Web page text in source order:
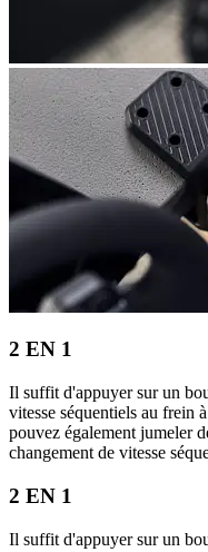
2 EN 1
Il suffit d'appuyer sur un
vitesse séquentiels au frein
pouvez également jumeler
changement de vitesse
2 EN 1
Il suffit d'appuyer sur un